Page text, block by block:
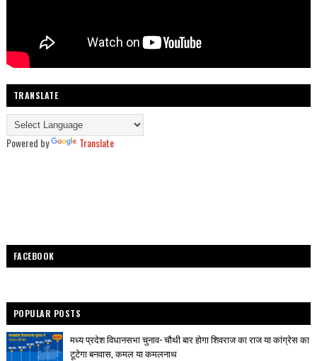
TRANSLATE
Powered by Translate
FACEBOOK
POPULAR POSTS
मध्य प्रदेश विधानसभा चुनाव- चौथी बार होगा शिवराज का राज या कांग्रेस का
टूटेगा बनवास, कमल या कमलनाथ